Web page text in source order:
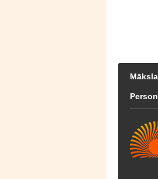
Māksla